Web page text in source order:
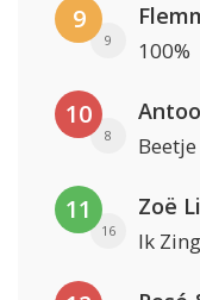
9
9 100%
10
8
11
16
Zoë
Ik Zing